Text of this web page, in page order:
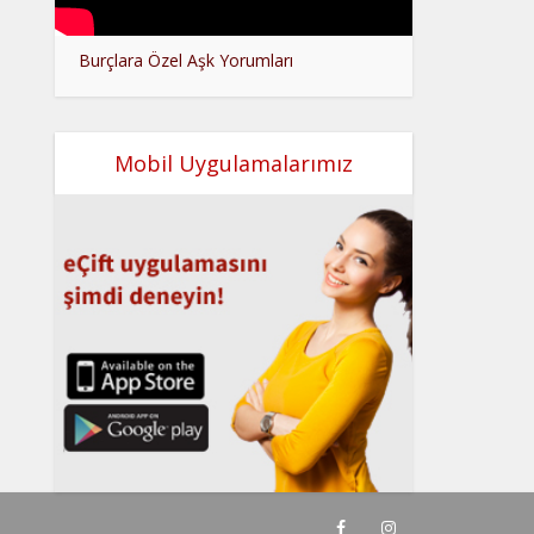
Burçlara Özel Aşk Yorumları
Mobil Uygulamalarımız